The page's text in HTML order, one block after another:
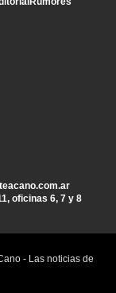
oficinas 6, 7 y 8
- Las noticias de